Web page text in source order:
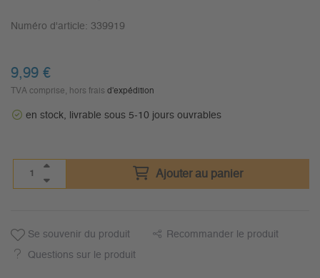
Numéro d'article: 339919
9,99 €
TVA comprise, hors frais d'expédition
en stock, livrable sous 5-10 jours ouvrables
Ajouter au panier
Se souvenir du produit Recommander le produit
Questions sur le produit